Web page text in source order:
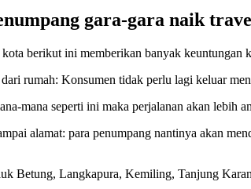
gara-gara naik
berikut ini memberikan banyak keuntungan
rumah: Konsumen tidak perlu lagi keluar
mana seperti ini maka perjalanan akan lebih
alamat: para penumpang nantinya akan
Betung, Langkapura, Kemiling, Tanjung